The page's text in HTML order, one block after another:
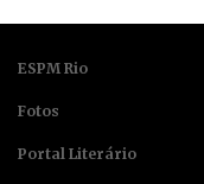
ESPM Rio
Fotos
Portal Literário